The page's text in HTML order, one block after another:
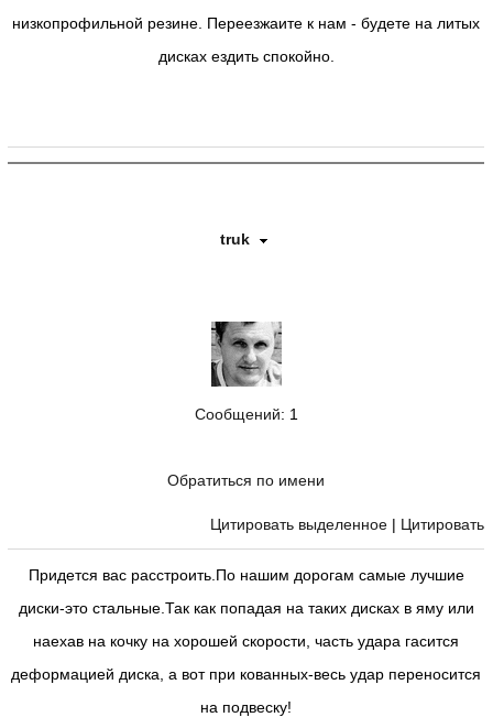
низкопрофильной резине. Переезжаите к нам - будете на литых
дисках ездить спокойно.
truk
Сообщений: 1
Обратиться по имени
Цитировать выделенное | Цитировать
Придется вас расстроить.По нашим дорогам самые лучшие
диски-это стальные.Так как попадая на таких дисках в яму или
наехав на кочку на хорошей скорости, часть удара гасится
деформацией диска, а вот при кованных-весь удар переносится
на подвеску!